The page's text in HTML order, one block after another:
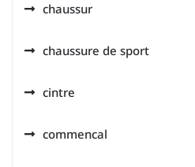
chaussur
chaussure de sport
cintre
commencal